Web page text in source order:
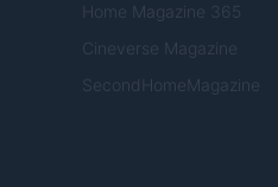
Home Magazine 365
Cineverse Magazine
SecondHomeMagazine